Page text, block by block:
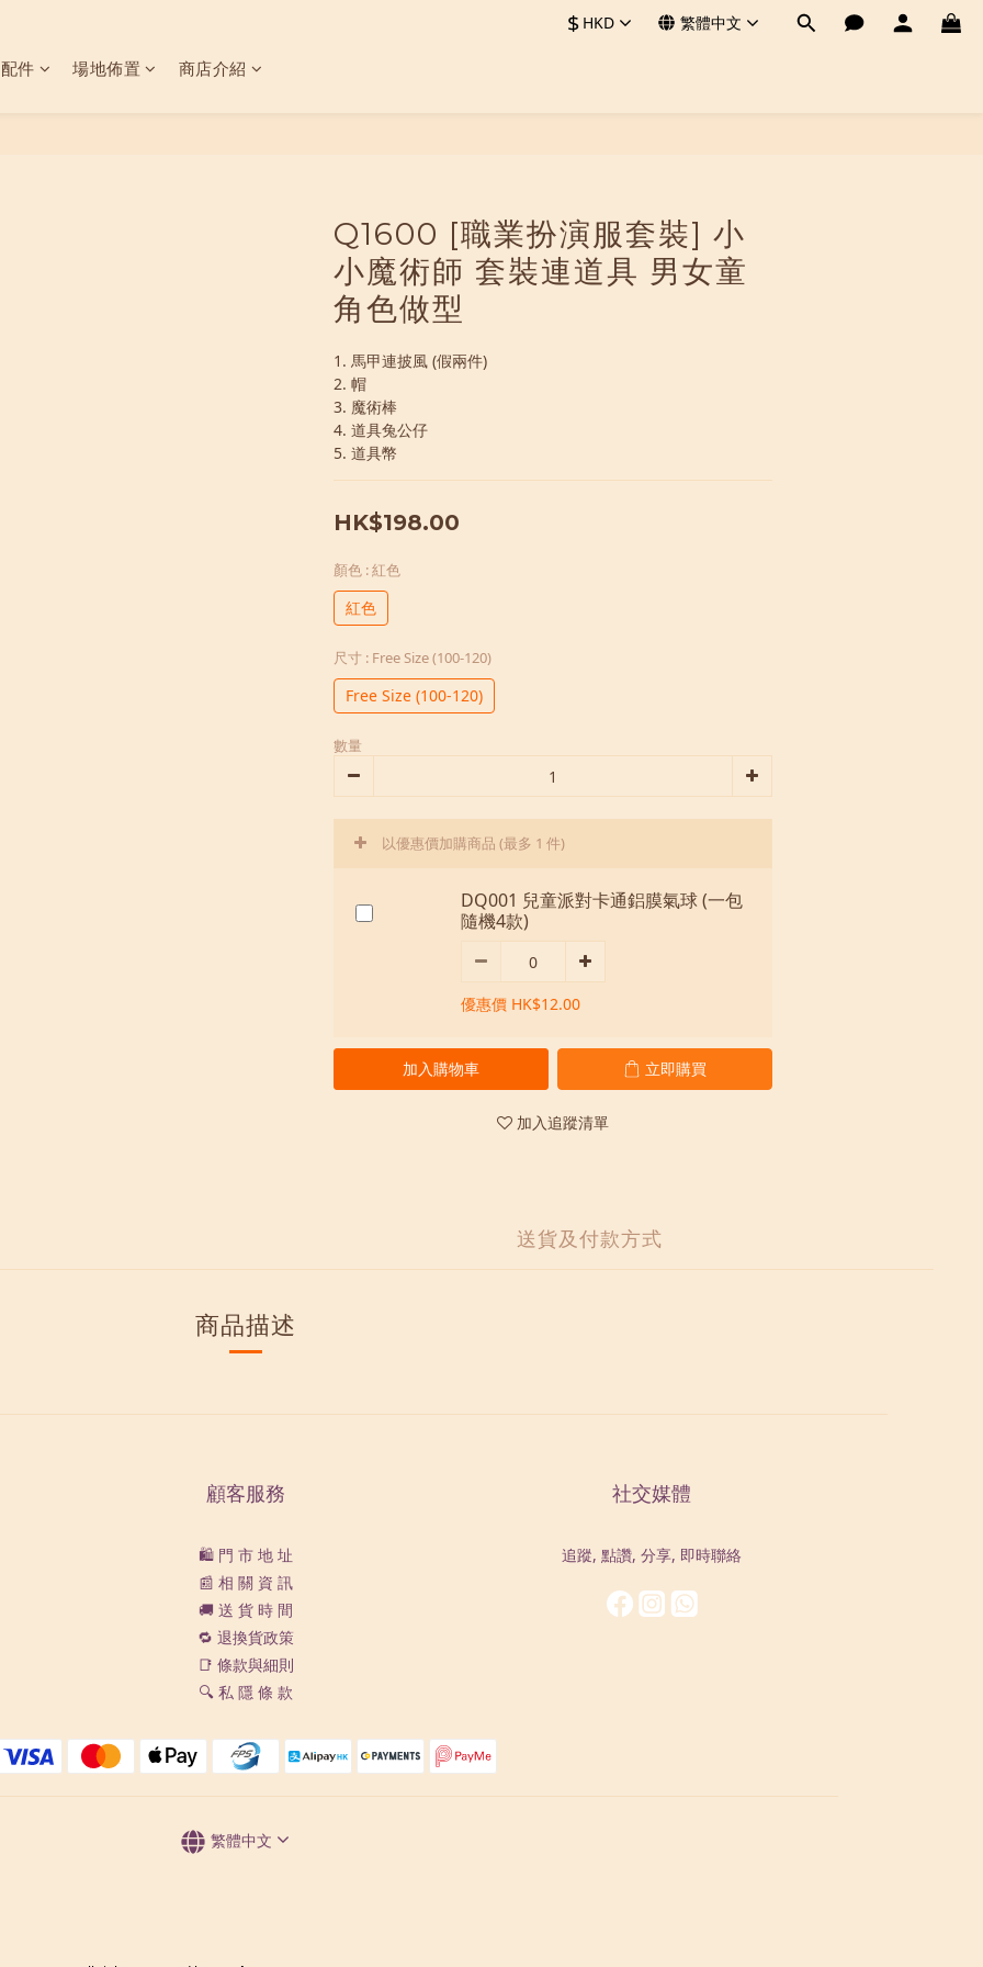
$ HKD 繁體中文
件 場地佈置 商店介紹
Q1600 [職業扮演服套裝] 小
小魔術師 套裝連道具 男女童
角色做型
1. 馬甲連披風 (假兩件)
2. 帽
3. 魔術棒
4. 道具兔公仔
5. 道具幣
HK$198.00
顏色 : 紅色
紅色
尺寸 : Free Size (100-120)
Free Size (100-120)
數量
以優惠價加購商品 (最多 1 件)
DQ001 兒童派對卡通鋁膜氣球 (一包
隨機4款)
優惠價 HK$12.00
加入購物車 立即購買
加入追蹤清單
送貨及付款方式
商品描述
顧客服務
🛍️ 門 市 地 址
📰 相 關 資 訊
🚚 送 貨 時 間
🔁 退換貨政策
📑 條款與細則
🔍 私 隱 條 款
社交媒體
追蹤, 點讚, 分享, 即時聯絡
繁體中文